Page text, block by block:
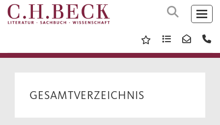
GESAMTVERZEICHNIS